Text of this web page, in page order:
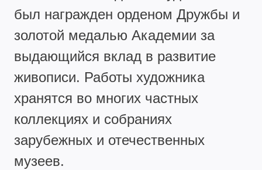
был награжден орденом Дружбы и
золотой медалью Академии за
выдающийся вклад в развитие
живописи. Работы художника
хранятся во многих частных
коллекциях и собраниях
зарубежных и отечественных
музеев.